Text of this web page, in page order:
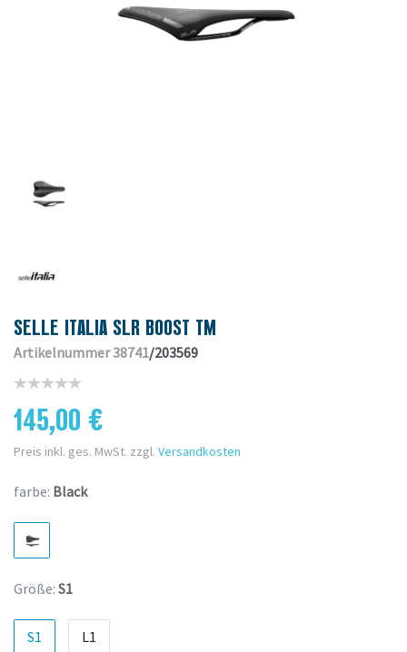
SELLE ITALIA SLR BOOST TM
Artikelnummer 38741/203569
145,00 €
Preis inkl. ges. MwSt. zzgl. Versandkosten
farbe: Black
Größe: S1
S1 L1